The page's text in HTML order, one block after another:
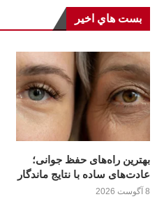
بست هاي اخير
بهترین راه‌های حفظ جوانی؛
عادت‌های ساده با نتایج ماندگار
8 آگوست 2026